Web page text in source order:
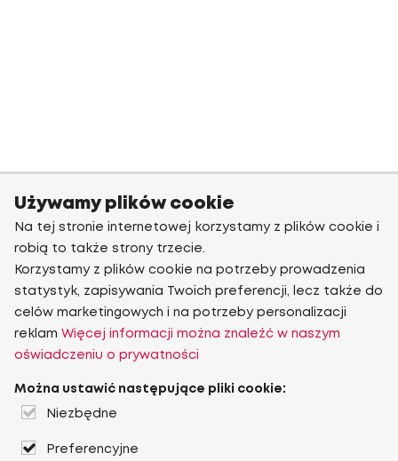
Używamy plików cookie
Na tej stronie internetowej korzystamy z plików cookie i
robią to także strony trzecie.
Korzystamy z plików cookie na potrzeby prowadzenia
statystyk, zapisywania Twoich preferencji, lecz także do
celów marketingowych i na potrzeby personalizacji
reklam Więcej informacji można znaleźć w naszym
oświadczeniu o prywatności
Można ustawić następujące pliki cookie:
Niezbędne
Preferencyjne